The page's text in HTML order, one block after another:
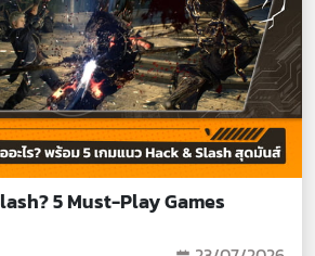
5 Must-Play Games